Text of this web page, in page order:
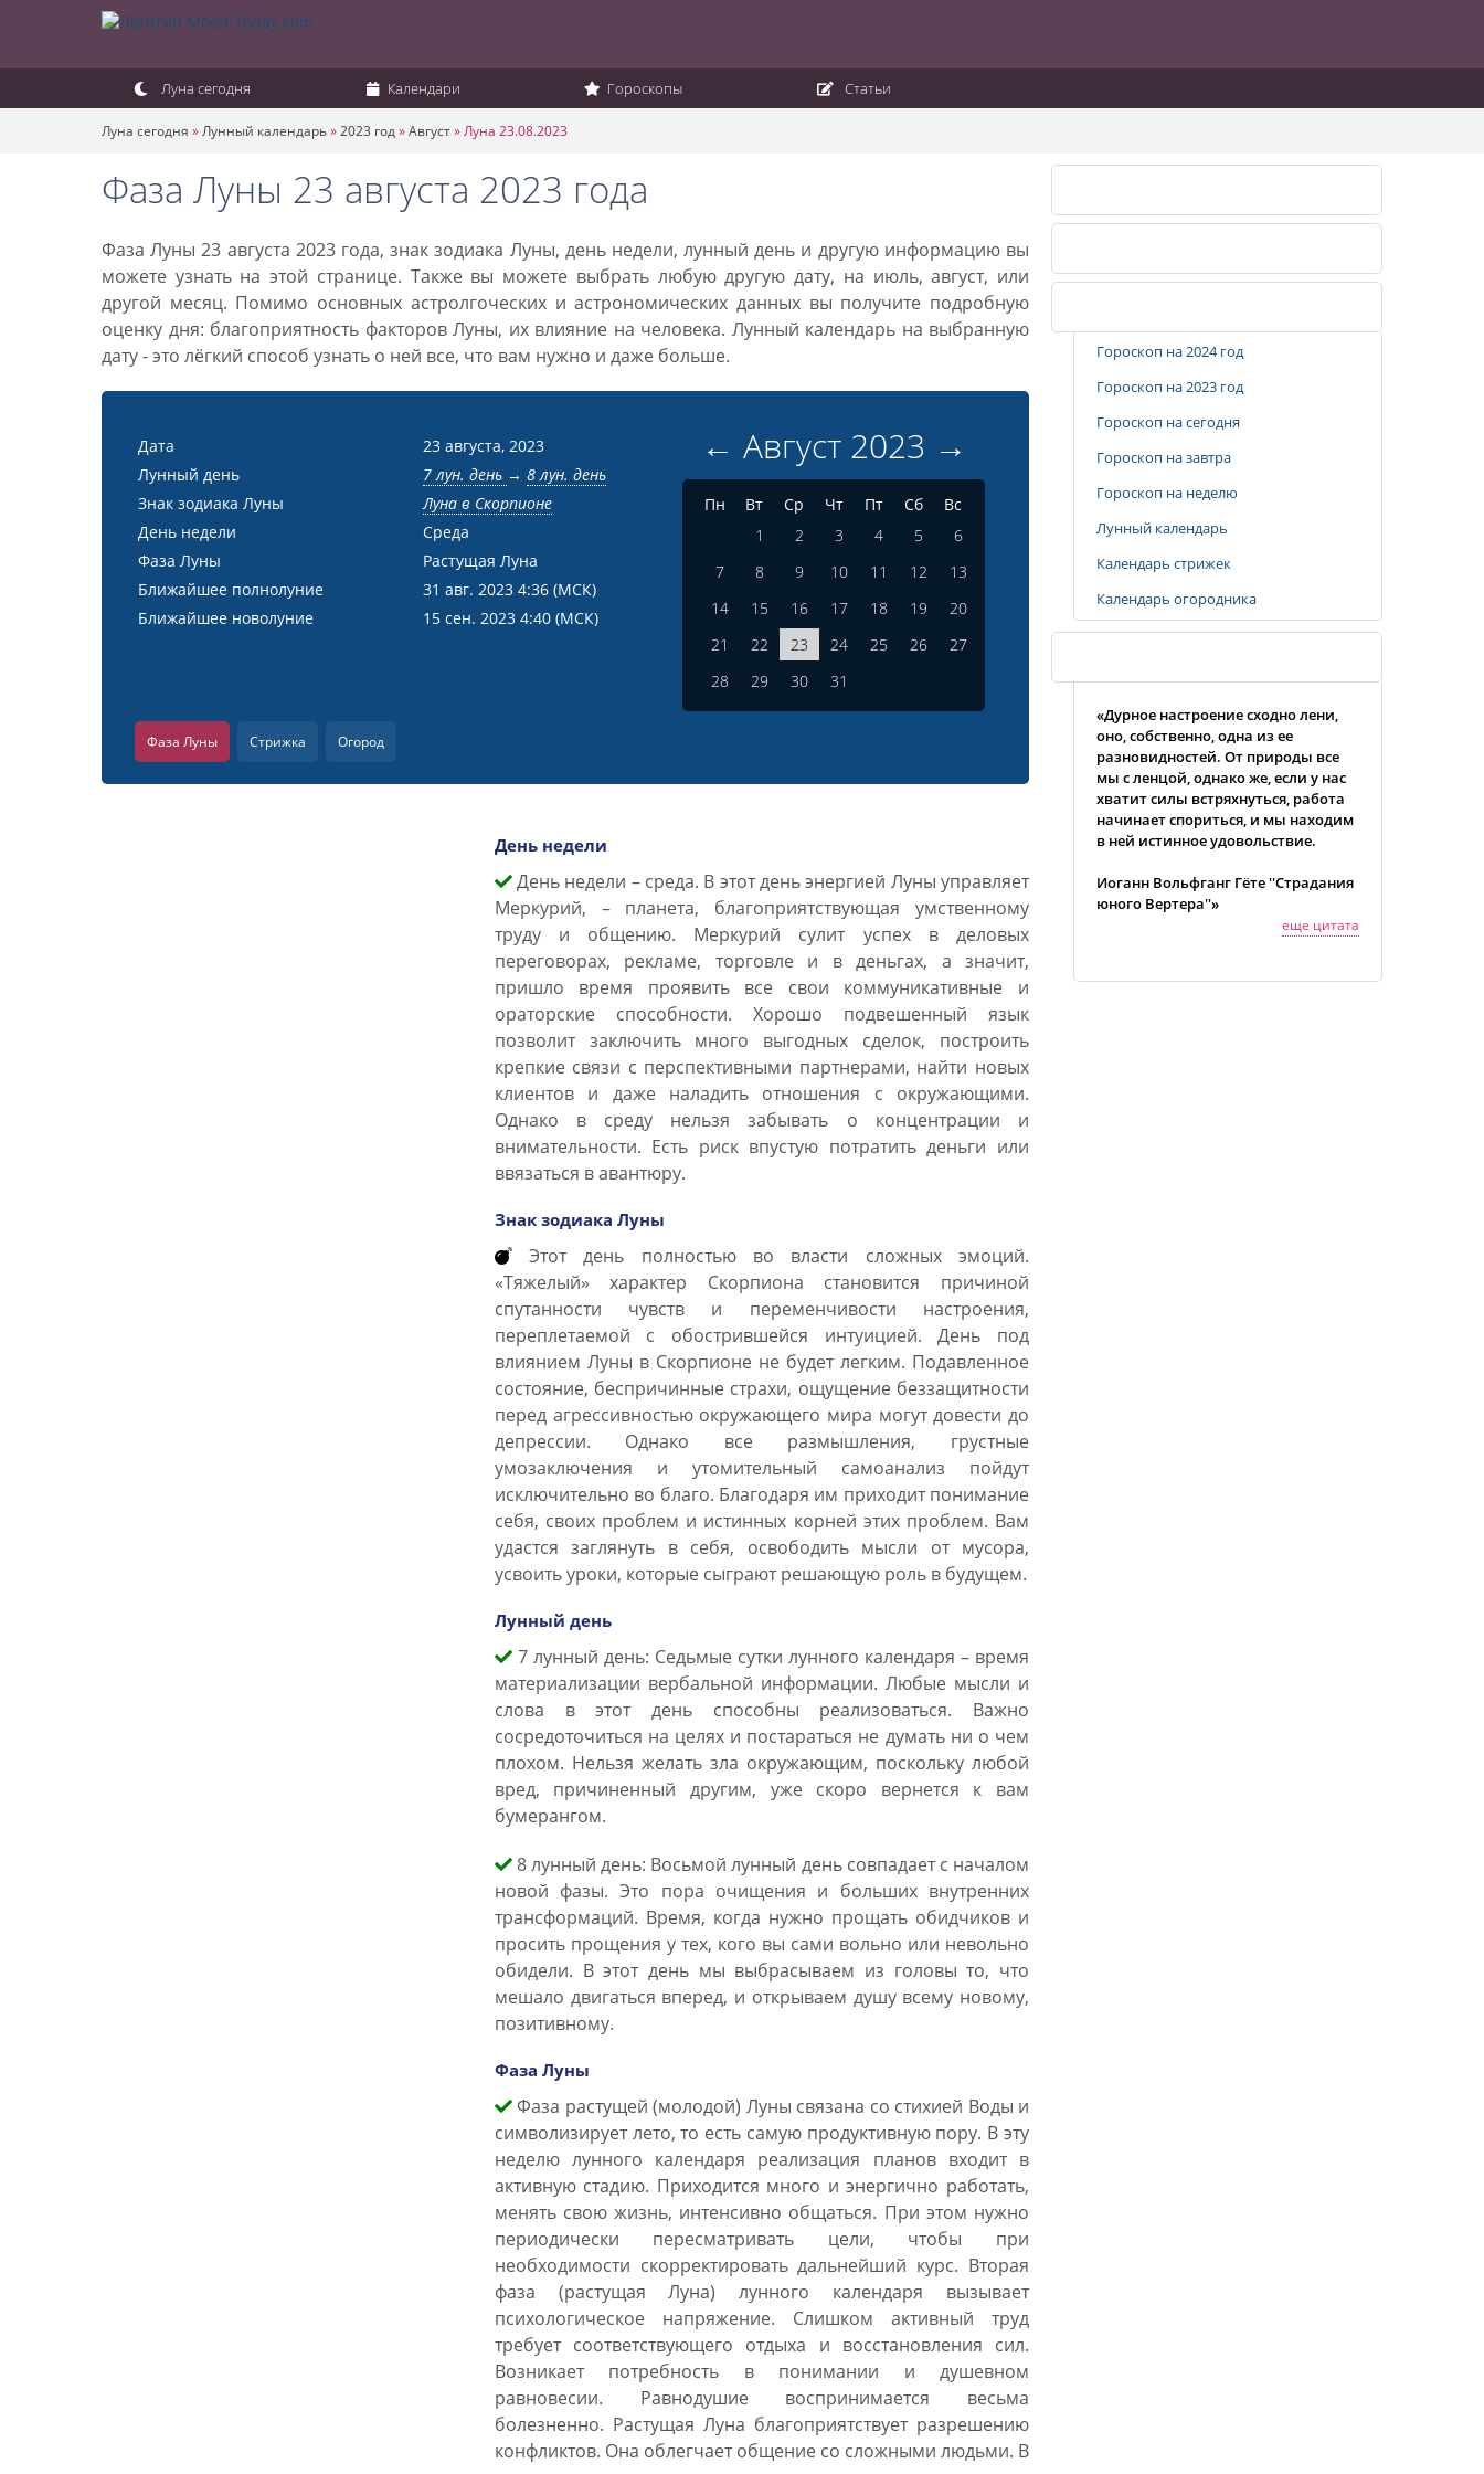
Луна сегодня Календари Гороскопы Статьи
Луна сегодня »Лунный календарь»2023 год»Август»Луна 23.08.2023
Фаза Луны 23 августа 2023 года
Фаза Луны 23 августа 2023 года, знак зодиака Луны, день недели, лунный день и другую информацию вы
можете узнать на этой странице. Также вы можете выбрать любую другую дату, на июль, август, или
другой месяц. Помимо основных астролгоческих и астрономических данных вы получите подробную
оценку дня: благоприятность факторов Луны, их влияние на человека. Лунный календарь на выбранную
дату - это лёгкий способ узнать о ней все, что вам нужно и даже больше.
Дата
23 августа, 2023
Лунный день
7 лун. день → 8 лун. день
Знак зодиака Луны
Луна в Скорпионе
День недели
Среда
Фаза Луны
Растущая Луна
Ближайшее полнолуние
31 авг. 2023 4:36 (МСК)
Ближайшее новолуние
15 сен. 2023 4:40 (МСК)
← Август 2023 →
Пн Вт Ср Чт Пт Сб
Вс
1
2 3 4 5
6
7
8 9 10 11 12
13
14
15 16 17 18 19
20
21
22 23 24 25 26
27
28
29 30 31
Фаза Луны Стрижка Огород
День недели
День недели – среда. В этот день энергией Луны управляет
Меркурий, – планета, благоприятствующая умственному
труду и общению. Меркурий сулит успех в деловых
переговорах, рекламе, торговле и в деньгах, а значит,
пришло время проявить все свои коммуникативные и
ораторские способности. Хорошо подвешенный язык
позволит заключить много выгодных сделок, построить
крепкие связи с перспективными партнерами, найти новых
клиентов и даже наладить отношения с окружающими.
Однако в среду нельзя забывать о концентрации и
внимательности. Есть риск впустую потратить деньги или
ввязаться в авантюру.
Знак зодиака Луны
Этот день полностью во власти сложных эмоций.
«Тяжелый» характер Скорпиона становится причиной
спутанности чувств и переменчивости настроения,
переплетаемой с обострившейся интуицией. День под
влиянием Луны в Скорпионе не будет легким. Подавленное
состояние, беспричинные страхи, ощущение беззащитности
перед агрессивностью окружающего мира могут довести до
депрессии. Однако все размышления, грустные
умозаключения и утомительный самоанализ пойдут
исключительно во благо. Благодаря им приходит понимание
себя, своих проблем и истинных корней этих проблем. Вам
удастся заглянуть в себя, освободить мысли от мусора,
усвоить уроки, которые сыграют решающую роль в будущем.
Лунный день
7 лунный день: Седьмые сутки лунного календаря – время
материализации вербальной информации. Любые мысли и
слова в этот день способны реализоваться. Важно
сосредоточиться на целях и постараться не думать ни о чем
плохом. Нельзя желать зла окружающим, поскольку любой
вред, причиненный другим, уже скоро вернется к вам
бумерангом.
8 лунный день: Восьмой лунный день совпадает с началом
новой фазы. Это пора очищения и больших внутренних
трансформаций. Время, когда нужно прощать обидчиков и
просить прощения у тех, кого вы сами вольно или невольно
обидели. В этот день мы выбрасываем из головы то, что
мешало двигаться вперед, и открываем душу всему новому,
позитивному.
Фаза Луны
Фаза растущей (молодой) Луны связана со стихией Воды и
символизирует лето, то есть самую продуктивную пору. В эту
неделю лунного календаря реализация планов входит в
активную стадию. Приходится много и энергично работать,
менять свою жизнь, интенсивно общаться. При этом нужно
периодически пересматривать цели, чтобы при
необходимости скорректировать дальнейший курс. Вторая
фаза (растущая Луна) лунного календаря вызывает
психологическое напряжение. Слишком активный труд
требует соответствующего отдыха и восстановления сил.
Возникает потребность в понимании и душевном
равновесии. Равнодушие воспринимается весьма
болезненно. Растущая Луна благоприятствует разрешению
конфликтов. Она облегчает общение со сложными людьми. В
Гороскоп на 2024 год
Гороскоп на 2023 год
Гороскоп на сегодня
Гороскоп на завтра
Гороскоп на неделю
Лунный календарь
Календарь стрижек
Календарь огородника
«Дурное настроение сходно лени,
оно, собственно, одна из ее
разновидностей. От природы все
мы с ленцой, однако же, если у нас
хватит силы встряхнуться, работа
начинает спориться, и мы находим
в ней истинное удовольствие.
Иоганн Вольфганг Гёте ''Страдания
юного Вертера''»
еще цитата